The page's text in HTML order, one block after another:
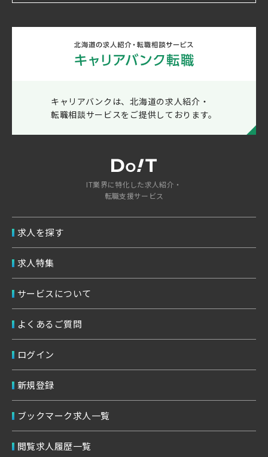
キャリアバンクは、北海道の求人紹介・
転職相談サービスをご提供しております。
IT業界に特化した求人紹介・
転職支援サービス
求人を探す
求人特集
サービスについて
よくあるご質問
ログイン
新規登録
ブックマーク求人一覧
閲覧求人履歴一覧